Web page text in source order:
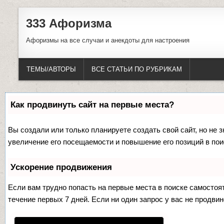
333 Афоризма
Афоризмы на все случаи и анекдоты для настроения
ТЕМЫ/АВТОРЫ ВСЕ СТАТЬИ ПО РУБРИКАМ
Как продвинуть сайт на первые места?
Вы создали или только планируете создать свой сайт, но
увеличение его посещаемости и повышение его позиций в
Ускорение продвижения
Если вам трудно попасть на первые места в поиске
течение первых 7 дней. Если ни один запрос у вас не